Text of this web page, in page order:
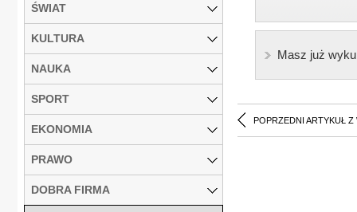
Masz już
POPRZEDNI ARTYKUŁ Z
ŚWIAT
KULTURA
NAUKA
SPORT
EKONOMIA
PRAWO
DOBRA FIRMA